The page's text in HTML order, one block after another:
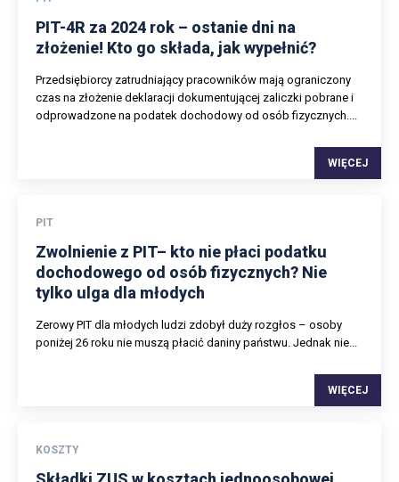
PIT-4R za 2024 rok – ostanie dni na
złożenie! Kto go składa, jak wypełnić?
Przedsiębiorcy zatrudniający pracowników mają ograniczony
czas na złożenie deklaracji dokumentującej zaliczki pobrane i
odprowadzone na podatek dochodowy od osób fizycznych....
WIĘCEJ
PIT
Zwolnienie z PIT– kto nie płaci podatku
dochodowego od osób fizycznych? Nie
tylko ulga dla młodych
Zerowy PIT dla młodych ludzi zdobył duży rozgłos – osoby
poniżej 26 roku nie muszą płacić daniny państwu. Jednak nie...
WIĘCEJ
KOSZTY